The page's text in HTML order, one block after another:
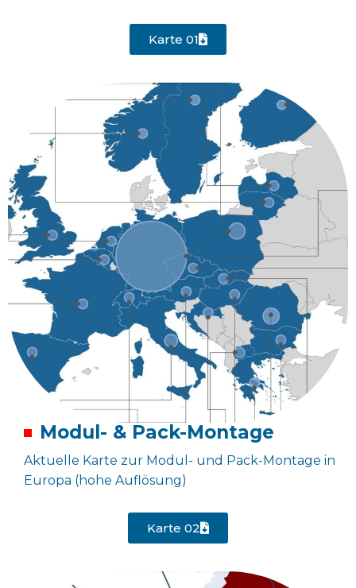
Karte 01
Modul- & Pack-Montage
Aktuelle Karte zur Modul- und Pack-Montage in
Europa (hohe Auflösung)
Karte 02